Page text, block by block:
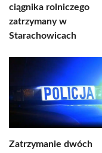
ciągnika rolniczego
zatrzymany w
Starachowicach
Zatrzymanie dwóch